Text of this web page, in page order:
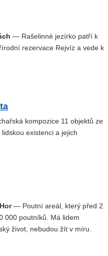
— Rašelinné jezírko patří k
rezervace Rejvíz a vede k
kompozice 11 objektů ze
existenci a jejich
— Poutní areál, který před 2.
000 poutníků. Má lidem
život, nebudou žít v míru.